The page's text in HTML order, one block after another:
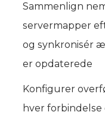
Sammenlign
servermapper
og synkronisér
er opdaterede
Konfigurer
hver